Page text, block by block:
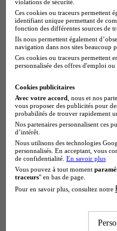
violations de sécurité.
Ces cookies ou traceurs permettent
identifiant unique permettant de
fonction des différentes sources de
Ils nous permettent également
navigation dans nos sites beaucoup
Ces cookies ou traceurs permettent
personnalisée des offres d'emploi ou
Cookies publicitaires
Avec votre accord , nous et nos
vous proposer des publicités pour
probabilités de trouver rapidement
Nos partenaires personnalisent ces
d’intérêt.
Nous utilisons des technologies
personnalisés. En acceptant, vous
de confidentialité. En savoir plus
Vous pouvez à tout moment
traceurs" en bas de page.
Pour en savoir plus, consultez notre